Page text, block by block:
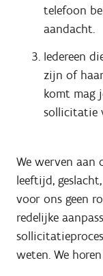
telefoon
aandacht.
Iedereen
zijn of
komt mag
sollicitatie
We werven aan
leeftijd,
voor ons geen
redelijke
weten. We